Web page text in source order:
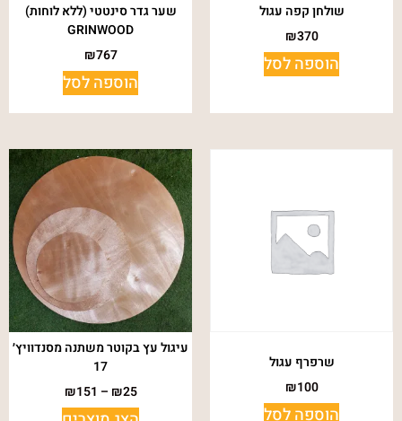
שולחן קפה עגול
₪370
הוספה לסל
שער גדר סינטטי (ללא לוחות)
GRINWOOD
₪767
הוספה לסל
שרפרף עגול
₪100
הוספה לסל
עיגול עץ בקוטר משתנה מסנדוויץ׳
17
₪25
–
₪151